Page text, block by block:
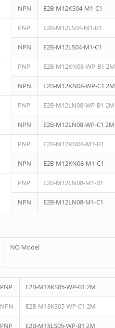
NPN E2B-M12KS04-M1-C1
PNP E2B-M12LS04-M1-B1
NPN E2B-M12LS04-M1-C1
PNP E2B-M12KN08-WP-B1 2M
NPN E2B-M12KN08-WP-C1 2M
PNP E2B-M12LN08-WP-B1 2M
NPN E2B-M12LN08-WP-C1 2M
PNP E2B-M12KN08-M1-B1
NPN E2B-M12KN08-M1-C1
PNP E2B-M12LN08-M1-B1
NPN E2B-M12LN08-M1-C1
NO Model
PNP E2B-M18KS05-WP-B1 2M
NPN E2B-M18KS05-WP-C1 2M
PNP E2B-M18LS05-WP-B1 2M